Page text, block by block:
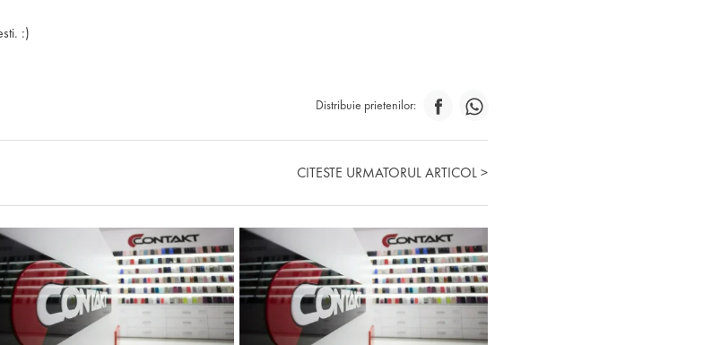
:)
Distribuie prietenilor:
CITESTE URMATORUL ARTICOL >